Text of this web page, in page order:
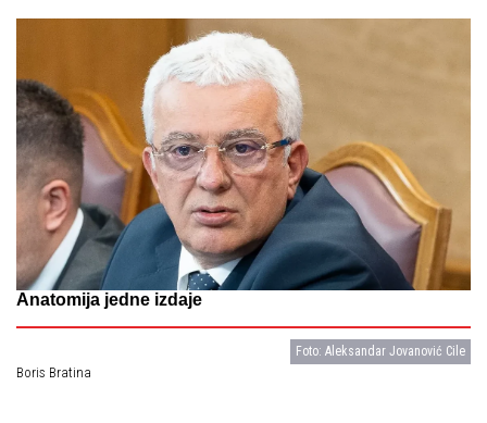
Foto: Aleksandar Jovanović Cile
Anatomija jedne izdaje
Boris Bratina